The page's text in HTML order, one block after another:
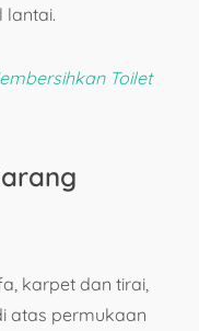
lantai.
Toilet
karpet dan tirai,
atas permukaan